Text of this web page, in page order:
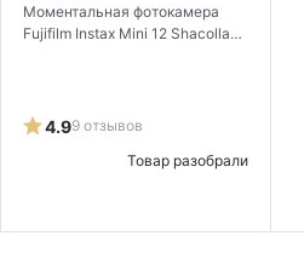
Товар разобрали
Моментальная фотокамера
Fujifilm Instax Mini 12 Shacolla
4.99 отзывов